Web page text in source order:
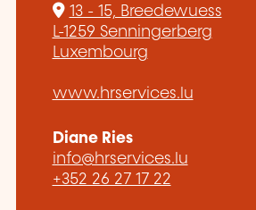
13 - 15, Breedewuess
L-1259 Senningerberg
Luxembourg
www.hrservices.lu
Diane Ries
info@hrservices.lu
+352 26 27 17 22